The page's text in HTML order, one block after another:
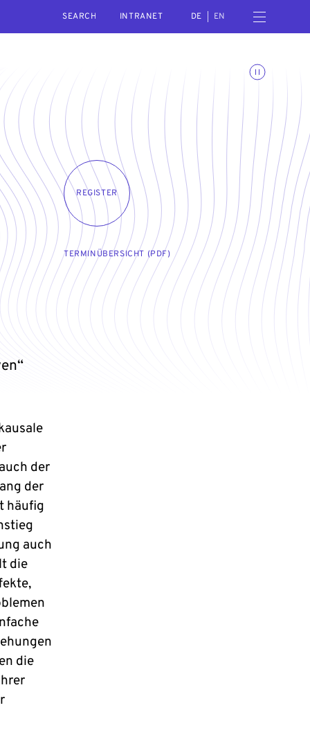
INTRANET
DE EN Open navigation menu
Toggle animations
REGISTER
TERMINÜBERSICHT (PDF)
der
der
häufig
auch
die
die